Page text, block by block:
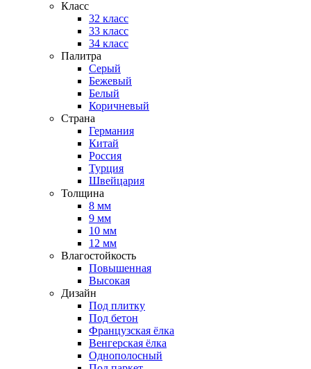
Класс
32 класс
33 класс
34 класс
Палитра
Серый
Бежевый
Белый
Коричневый
Страна
Германия
Китай
Россия
Турция
Швейцария
Толщина
8 мм
9 мм
10 мм
12 мм
Влагостойкость
Повышенная
Высокая
Дизайн
Под плитку
Под бетон
Французская ёлка
Венгерская ёлка
Однополосный